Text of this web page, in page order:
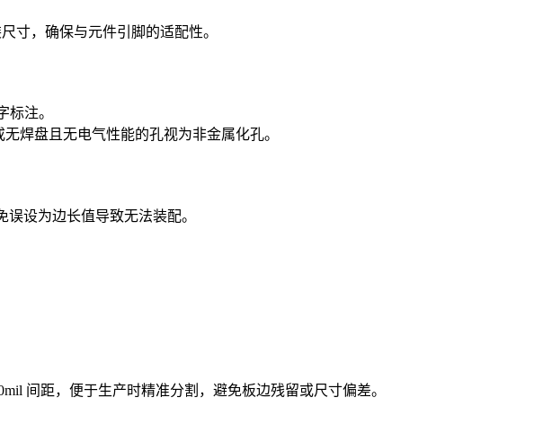
寸，确保与元件引脚的适配性。
标注。
焊盘且无电气性能的孔视为非金属化孔。
设为边长值导致无法装配。
间距，便于生产时精准分割，避免板边残留或尺寸偏差。